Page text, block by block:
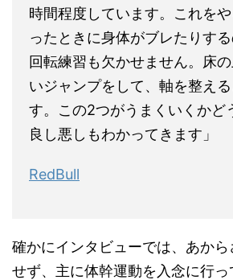
時間程度しています。これを
ったときに身体がブレたりす
回転練習も欠かせません。床
いジャンプをして、軸を整え
す。この2つがうまくいくかど
良し悪しもわかってきます」
RedBull
確かにインタビューでは、あか
せず、主に体幹運動を入念に行っ